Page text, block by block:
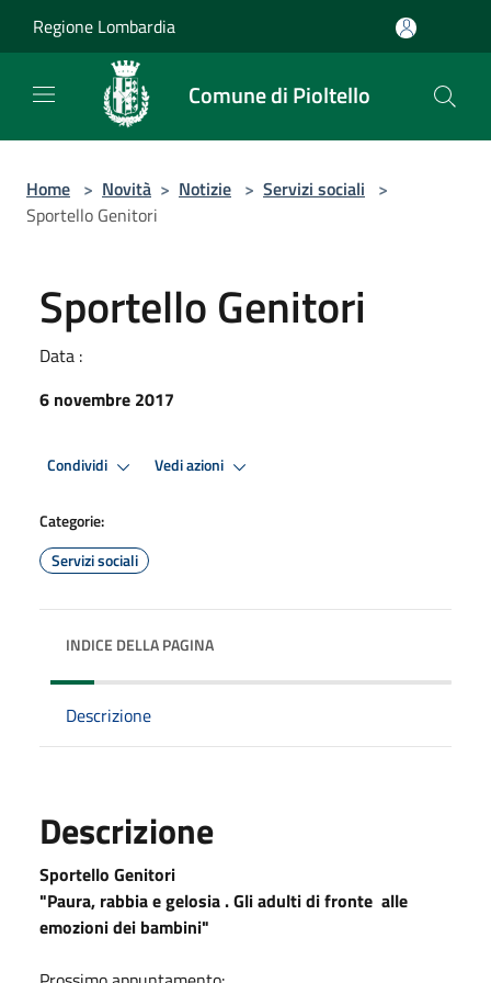
Regione Lombardia
Comune di Pioltello
Home > Novità > Notizie > Servizi sociali >
Sportello Genitori
Sportello Genitori
Data :
6 novembre 2017
Condividi Vedi azioni
Categorie:
Servizi sociali
INDICE DELLA PAGINA
Descrizione
Descrizione
Sportello Genitori
"Paura, rabbia e gelosia . Gli adulti di fronte alle
emozioni dei bambini"